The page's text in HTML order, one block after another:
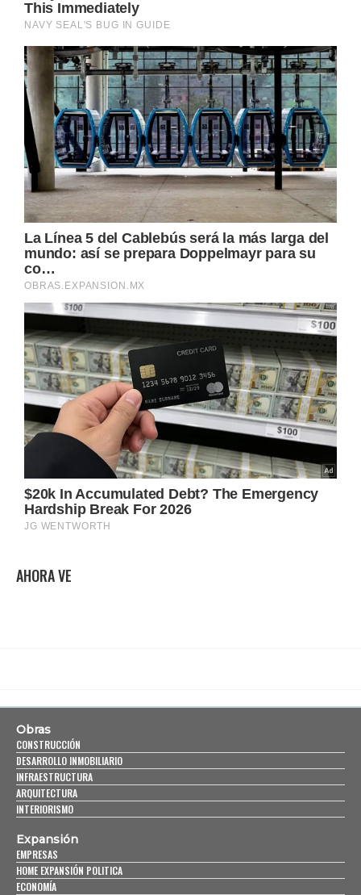
AHORA VE
Obras
CONSTRUCCIÓN
DESARROLLO INMOBILIARIO
INFRAESTRUCTURA
ARQUITECTURA
INTERIORISMO
Expansión
EMPRESAS
HOME EXPANSIÓN POLITICA
ECONOMÍA